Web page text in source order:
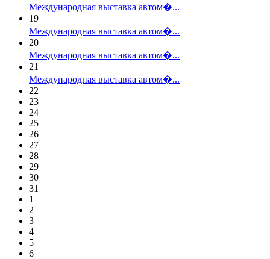
Международная выставка автом�...
19
Международная выставка автом�...
20
Международная выставка автом�...
21
Международная выставка автом�...
22
23
24
25
26
27
28
29
30
31
1
2
3
4
5
6